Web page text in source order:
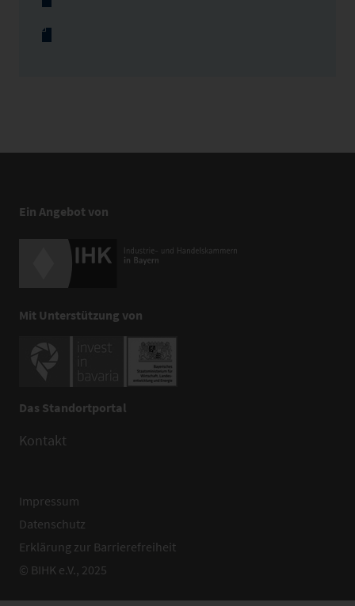
Ein Angebot von
Mit Unterstützung von
Das Standortportal
Kontakt
Impressum
Datenschutz
Erklärung zur Barrierefreiheit
© BIHK e.V., 2025